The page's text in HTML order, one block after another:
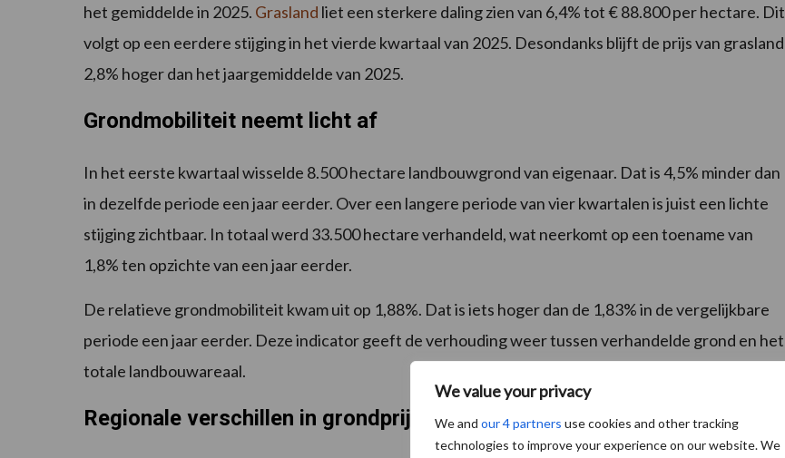
We value your privacy
We and our 4 partners use cookies and other tracking
technologies to improve your experience on our website. We
het gemiddelde in 2025. Grasland liet een sterkere daling zien van 6,4% tot € 88.800 per hectare. Dit
volgt op een eerdere stijging in het vierde kwartaal van 2025. Desondanks blijft de prijs van grasland
2,8% hoger dan het jaargemiddelde van 2025.
Grondmobiliteit neemt licht af
In het eerste kwartaal wisselde 8.500 hectare landbouwgrond van eigenaar. Dat is 4,5% minder dan
in dezelfde periode een jaar eerder. Over een langere periode van vier kwartalen is juist een lichte
stijging zichtbaar. In totaal werd 33.500 hectare verhandeld, wat neerkomt op een toename van
1,8% ten opzichte van een jaar eerder.
De relatieve grondmobiliteit kwam uit op 1,88%. Dat is iets hoger dan de 1,83% in de vergelijkbare
periode een jaar eerder. Deze indicator geeft de verhouding weer tussen verhandelde grond en het
totale landbouwareaal.
Regionale verschillen in grondprijzen